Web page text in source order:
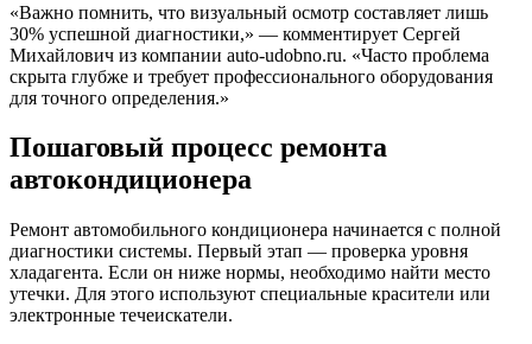
«Важно помнить, что визуальный осмотр составляет лишь
30% успешной диагностики,» — комментирует Сергей
Михайлович из компании auto-udobno.ru. «Часто проблема
скрыта глубже и требует профессионального оборудования
для точного определения.»
Пошаговый процесс ремонта
автокондиционера
Ремонт автомобильного кондиционера начинается с полной
диагностики системы. Первый этап — проверка уровня
хладагента. Если он ниже нормы, необходимо найти место
утечки. Для этого используют специальные красители или
электронные течеискатели.